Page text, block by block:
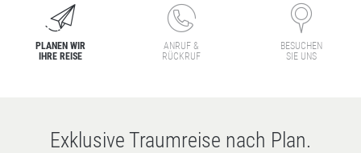
PLANEN WIR
IHRE REISE
ANRUF &
RÜCKRUF
BESUCHEN
SIE UNS
Exklusive Traumreise nach Plan.